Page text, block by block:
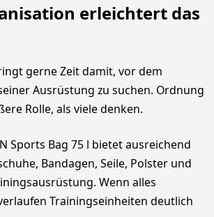
erleichtert das
gerne Zeit damit, vor dem
Ausrüstung zu suchen. Ordnung
Rolle, als viele denken.
Sports Bag 75 l bietet ausreichend
Bandagen, Seile, Polster und
Wenn alles
Trainingseinheiten deutlich